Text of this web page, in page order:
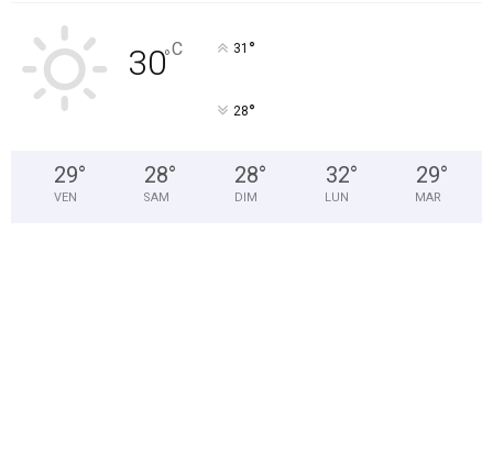
30°C 31 °
28°
29°
VEN
28°
SAM
28°
DIM
32°
LUN
29°
MAR